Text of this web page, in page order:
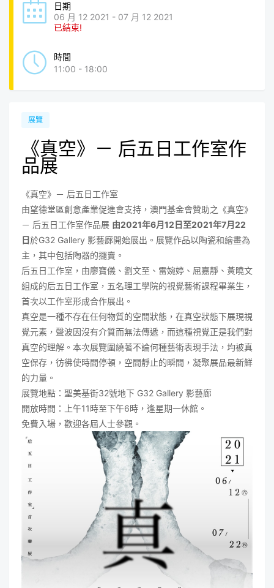
日期
06 月 12 2021 - 07 月 12 2021
已結束!
時間
11:00 - 18:00
展覽
《真空》－ 后五日工作室作
品展
《真空》－ 后五日工作室
由望德堂區創意產業促進會支持，澳門基金會贊助之《真空》
－ 后五日工作室作品展 由2021年6月12日至2021年7月22
日於G32 Gallery 影藝廊開始展出。展覽作品以陶瓷和繪畫為
主，其中包括陶器的擺賣。
后五日工作室，由廖寶儀、劉文至、雷婉婷、屈嘉靜、黃曉文
組成的后五日工作室，五名理工學院的視覺藝術課程畢業生，
首次以工作室形成合作展出。
真空是一種不存在任何物質的空間狀態，在真空狀態下展現視
覺元素，聲波因沒有介質而無法傳遞，而這種視覺正是我們對
真空的理解。本次展覽圍繞著不論何種藝術表現手法，均被真
空保存，彷彿使時間停頓，空間靜止的瞬間，凝聚展品最新鮮
的力量。
展覽地點：聖美基街32號地下 G32 Gallery 影藝廊
開放時間：上午11時至下午6時，逢星期一休館。
免費入場，歡迎各屆人士參觀。